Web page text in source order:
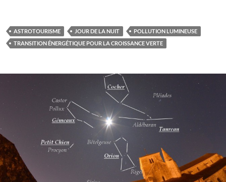
ASTROTOURISME JOUR DE LA NUIT
POLLUTION LUMINEUSE
TRANSITION ÉNERGÉTIQUE POUR LA CROISSANCE VERTE